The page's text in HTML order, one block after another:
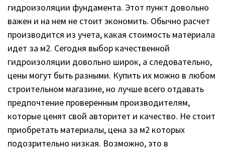
гидроизоляции фундамента. Этот пункт довольно
важен и на нем не стоит экономить. Обычно расчет
производится из учета, какая стоимость материала
идет за м2. Сегодня выбор качественной
гидроизоляции довольно широк, а следовательно,
цены могут быть разными. Купить их можно в любом
строительном магазине, но лучше всего отдавать
предпочтение проверенным производителям,
которые ценят свой авторитет и качество. Не стоит
приобретать материалы, цена за м2 которых
подозрительно низкая. Возможно, это в